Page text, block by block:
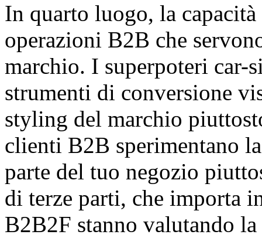
In quarto luogo, la
operazioni B2B che
marchio. I superpoteri
strumenti di conversione
styling del marchio
clienti B2B sperimentano
parte del tuo negozio
di terze parti, che importa
B2B2F stanno valutando